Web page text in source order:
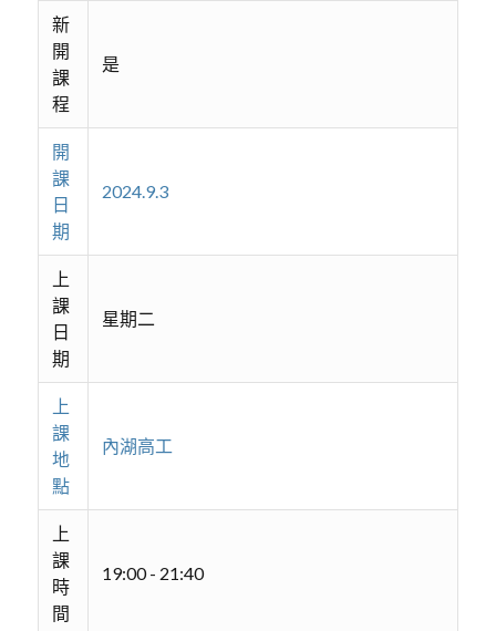
新
開
課
程
是
開
課
日
期
2024.9.3
上
課
日
期
星期二
上
課
地
點
內湖高工
上
課
時
間
19:00 - 21:40